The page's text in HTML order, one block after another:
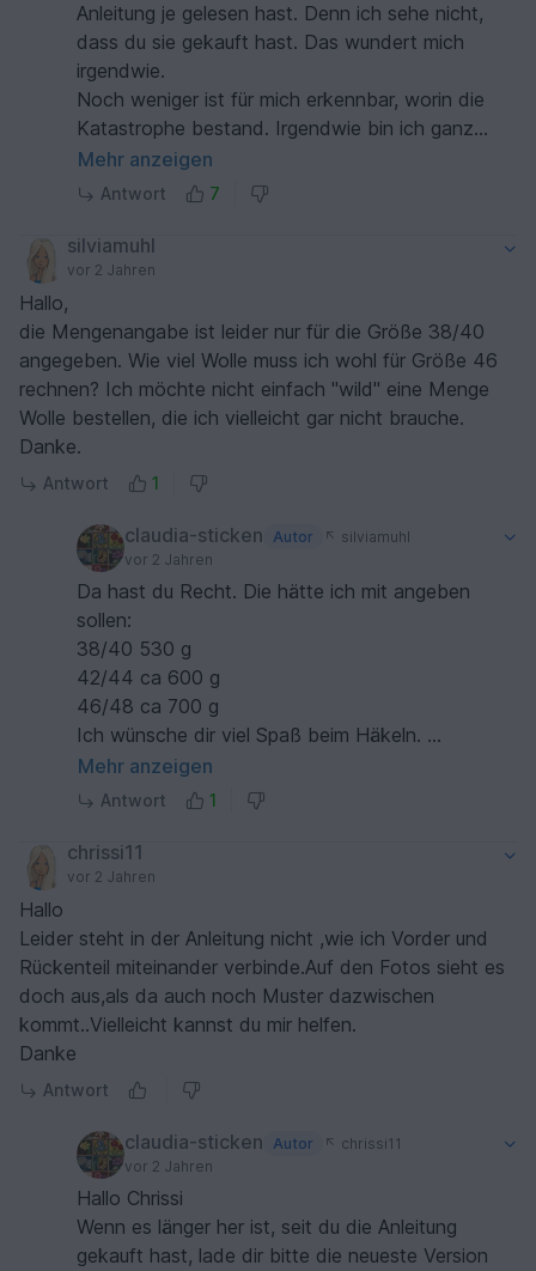
Anleitung je gelesen hast. Denn ich sehe nicht,
dass du sie gekauft hast. Das wundert mich
irgendwie.
Noch weniger ist für mich erkennbar, worin die
Katastrophe bestand. Irgendwie bin ich ganz
schön betroffen von so einem Kommentar. Leicht
ist es nicht, die Jacke zu häkeln. Aber ich erkläre
Anleitung, dass man mich jederzeit kontaktieren
kann, wenn etwas nicht verstanden wird...
Mehr anzeigen
Antwort 7
silviamuhl
vor 2 Jahren
Hallo,
die Mengenangabe ist leider nur für die Größe 38/40
angegeben. Wie viel Wolle muss ich wohl für Größe 46
rechnen? Ich möchte nicht einfach "wild" eine Menge
Wolle bestellen, die ich vielleicht gar nicht brauche.
Danke.
Antwort 1
claudia-sticken Autor
silviamuhl
vor 2 Jahren
Da hast du Recht. Die hätte ich mit angeben
sollen:
38/40 530 g
42/44 ca 600 g
46/48 ca 700 g
Ich wünsche dir viel Spaß beim Häkeln.
Liebe Grüße Claudia
Mehr anzeigen
Antwort 1
chrissi11
vor 2 Jahren
Hallo
Leider steht in der Anleitung nicht ,wie ich Vorder und
Rückenteil miteinander verbinde.Auf den Fotos sieht es
doch aus,als da auch noch Muster dazwischen
kommt..Vielleicht kannst du mir helfen.
Danke
Antwort
claudia-sticken Autor
chrissi11
vor 2 Jahren
Hallo Chrissi
Wenn es länger her ist, seit du die Anleitung
gekauft hast, lade dir bitte die neueste Version